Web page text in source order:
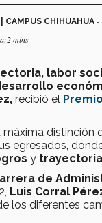
CAMPUS CHIHUAHUA -
mins
labor
recibió el
máxima distinción
egresados,
y trayectoria
de
Luis Corral
los diferentes